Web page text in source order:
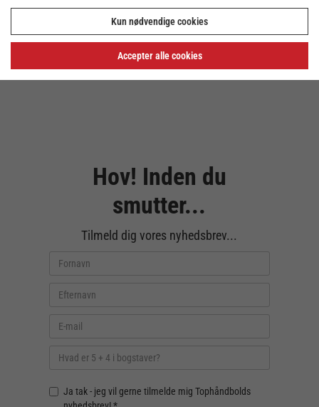
Hov! Inden du
smutter...
Tilmeld dig vores nyhedsbrev...
Ja tak - jeg vil gerne tilmelde mig Tophåndbolds
Kun nødvendige cookies
Accepter alle cookies